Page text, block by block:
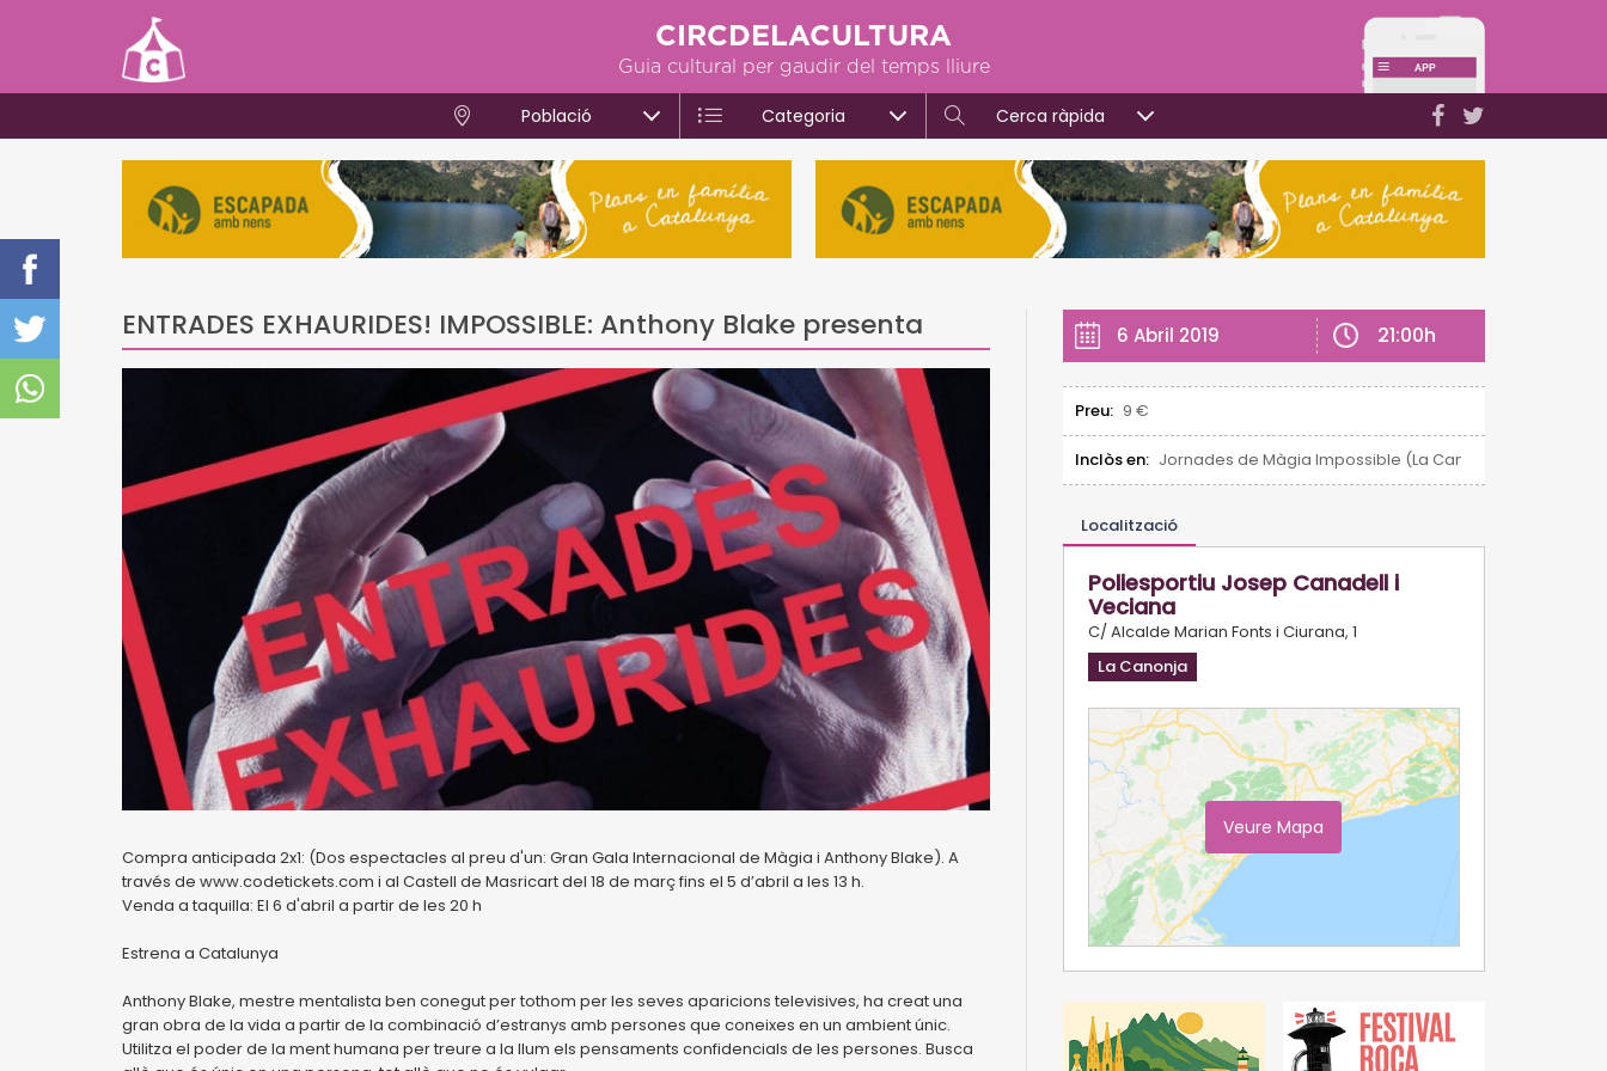
CIRCDELACULTURA
Guia cultural per gaudir del temps lliure
Població Categoria Cerca ràpida
ENTRADES EXHAURIDES! IMPOSSIBLE: Anthony Blake presenta
Compra anticipada 2x1: (Dos espectacles al preu d'un: Gran Gala Internacional de Màgia i Anthony Blake). A
través de www.codetickets.com i al Castell de Masricart del 18 de març fins el 5 d’abril a les 13 h.
Venda a taquilla: El 6 d'abril a partir de les 20 h
Estrena a Catalunya
Anthony Blake, mestre mentalista ben conegut per tothom per les seves aparicions televisives, ha creat una
gran obra de la vida a partir de la combinació d’estranys amb persones que coneixes en un ambient únic.
Utilitza el poder de la ment humana per treure a la llum els pensaments confidencials de les persones. Busca
6 Abril 2019 21:00h
Preu: 9 €
Inclòs en: Jornades de Màgia Impossible (La Canonja)
Localització
Poliesportiu Josep Canadell i
Veciana
C/ Alcalde Marian Fonts i Ciurana, 1
La Canonja
Veure Mapa